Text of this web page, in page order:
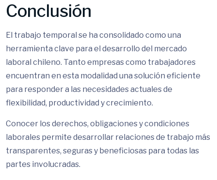
Conclusión
El trabajo temporal se ha consolidado como una
herramienta clave para el desarrollo del mercado
laboral chileno. Tanto empresas como trabajadores
encuentran en esta modalidad una solución eficiente
para responder a las necesidades actuales de
flexibilidad, productividad y crecimiento.
Conocer los derechos, obligaciones y condiciones
laborales permite desarrollar relaciones de trabajo más
transparentes, seguras y beneficiosas para todas las
partes involucradas.